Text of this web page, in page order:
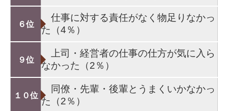
６位
仕事に対する責任がなく物足りなかっ
た（4％）
９位
上司・経営者の仕事の仕方が気に入ら
なかった（2％）
１０位
同僚・先輩・後輩とうまくいかなかっ
た（2％）